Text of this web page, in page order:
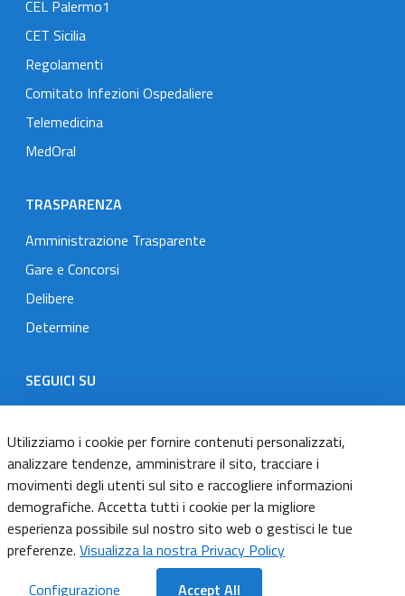
CEL Palermo1
CET Sicilia
Regolamenti
Comitato Infezioni Ospedaliere
Telemedicina
MedOral
TRASPARENZA
Amministrazione Trasparente
Gare e Concorsi
Delibere
Determine
SEGUICI SU
Designers Italia
TwitterInstagramYoutubeLinkedin
Dichiarazione di accessibilità
Informativa cookie
Utilizziamo i cookie per fornire contenuti personalizzati,
analizzare tendenze, amministrare il sito, tracciare i
movimenti degli utenti sul sito e raccogliere informazioni
demografiche. Accetta tutti i cookie per la migliore
esperienza possibile sul nostro sito web o gestisci le tue
preferenze. Visualizza la nostra Privacy Policy
Configurazione
Accept All